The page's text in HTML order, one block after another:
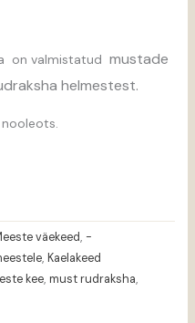
on valmistatud mustade
helmestest.
väekeed, -
, Kaelakeed
kee, must rudraksha,